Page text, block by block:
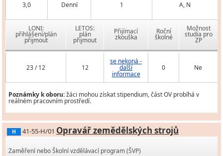
3,0 Denní 1 A, N
LONI:
přihlášení/plán
přijmout
LETOS:
plán
přijmout
Přijímací
zkouška
Roční
školné
Možnost
studia pro
ZP
23 / 12 12
se nekoná -
další
informace
0 Ne
Poznámky k oboru:žáci mohou získat stipendium, část OV probíhá v
reálném pracovním prostředí.
H 41-55-H/01 Opravář zemědělských strojů
Zaměření nebo Školní vzdělávací program (ŠVP)